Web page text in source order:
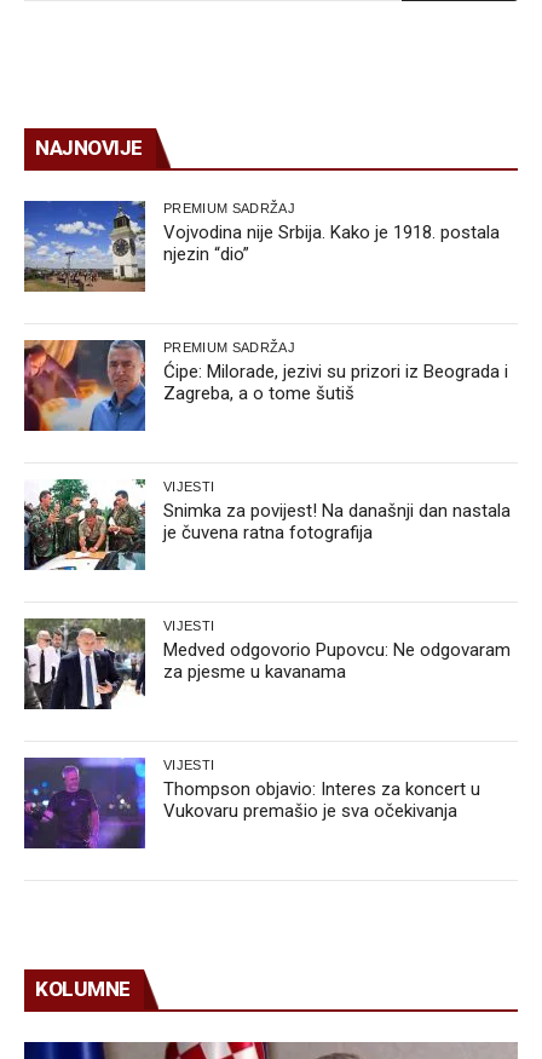
NAJNOVIJE
PREMIUM SADRŽAJ
Vojvodina nije Srbija. Kako je 1918. postala
njezin “dio”
PREMIUM SADRŽAJ
Ćipe: Milorade, jezivi su prizori iz Beograda i
Zagreba, a o tome šutiš
VIJESTI
Snimka za povijest! Na današnji dan nastala
je čuvena ratna fotografija
VIJESTI
Medved odgovorio Pupovcu: Ne odgovaram
za pjesme u kavanama
VIJESTI
Thompson objavio: Interes za koncert u
Vukovaru premašio je sva očekivanja
KOLUMNE